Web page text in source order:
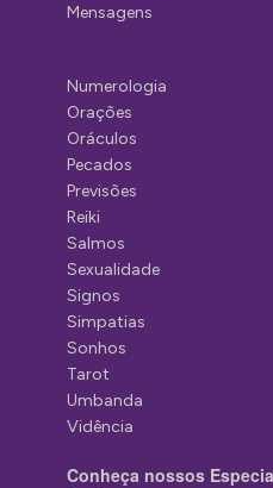
Mensagens
Numerologia
Orações
Oráculos
Pecados
Previsões
Reiki
Salmos
Sexualidade
Signos
Simpatias
Sonhos
Tarot
Umbanda
Vidência
Conheça nossos